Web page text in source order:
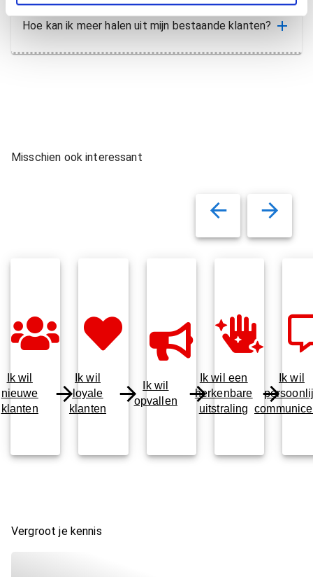
Hoe kan ik meer halen uit mijn bestaande klanten?
Misschien ook interessant
Ik wil
nieuwe
klanten
Ik wil
loyale
klanten
Ik wil
opvallen
Ik wil een
herkenbare
uitstraling
Ik wil
Vergroot je kennis